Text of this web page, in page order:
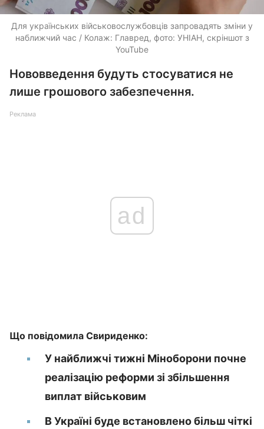
Для українських військовослужбовців запровадять зміни у
наближчий час / Колаж: Главред, фото: УНІАН, скріншот з
YouTube
Нововведення будуть стосуватися не
лише грошового забезпечення.
Реклама
ad
Що повідомила Свириденко:
У найближчі тижні Міноборони почне
реалізацію реформи зі збільшення
виплат військовим
В Україні буде встановлено більш чіткі